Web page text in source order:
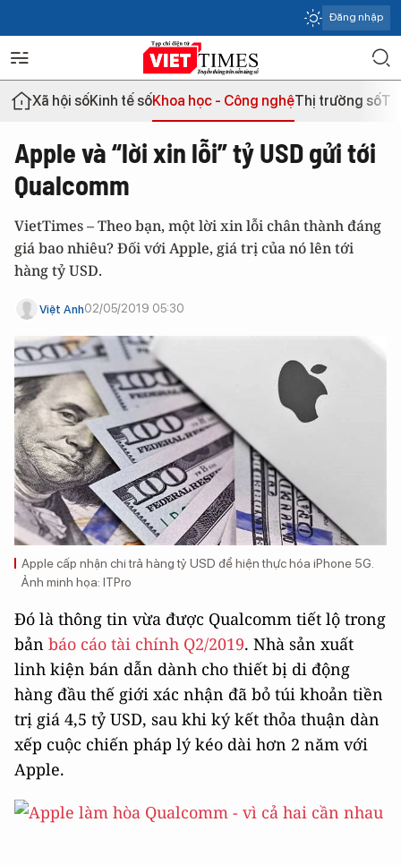
Đăng nhập
Xã hội sốKinh tế sốKhoa học - Công nghệThị trường số
Apple và “lời xin lỗi” tỷ USD gửi tới
Qualcomm
VietTimes – Theo bạn, một lời xin lỗi chân thành đáng
giá bao nhiêu? Đối với Apple, giá trị của nó lên tới
hàng tỷ USD.
Việt Anh02/05/2019 05:30
Apple cấp nhận chi trả hàng tỷ USD để hiện thực hóa iPhone 5G.
Ảnh minh họa: ITPro
Đó là thông tin vừa được Qualcomm tiết lộ trong
bản báo cáo tài chính Q2/2019. Nhà sản xuất
linh kiện bán dẫn dành cho thiết bị di động
hàng đầu thế giới xác nhận đã bỏ túi khoản tiền
trị giá 4,5 tỷ USD, sau khi ký kết thỏa thuận dàn
xếp cuộc chiến pháp lý kéo dài hơn 2 năm với
Apple.